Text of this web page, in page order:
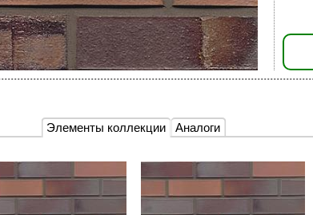
Элементы коллекции Аналоги